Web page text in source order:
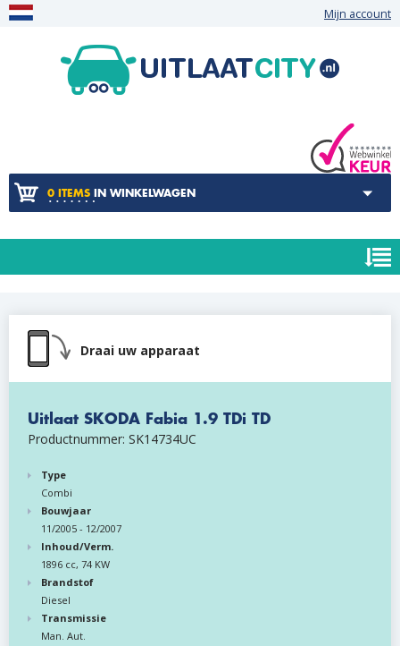
Mijn account
0 ITEMS IN WINKELWAGEN
Draai uw apparaat
Uitlaat SKODA Fabia 1.9 TDi TD
Productnummer: SK14734UC
Type
Combi
Bouwjaar
11/2005 - 12/2007
Inhoud/Verm.
1896 cc, 74 KW
Brandstof
Diesel
Transmissie
Man. Aut.